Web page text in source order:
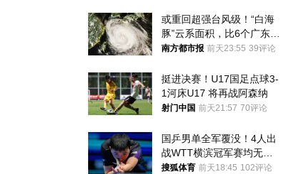
或重回超强台风级！“白海
豚”云系面积，比6个广东还
大！深圳官方：注意这件事
南方都市报 前天23:55 39评论
挺进决赛！U17国足点球3-
1河床U17 将再战阿森纳
射门中国 前天21:57 70评论
国乒男单全军覆没！4人出
战WTT横滨冠军赛均无缘
八强
搜狐体育 前天18:45 102评论